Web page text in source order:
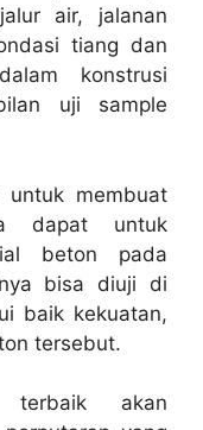
air, jalanan
tiang dan
konstrusi
uji sample
membuat
dapat untuk
beton pada
bisa diuji di
baik kekuatan,
tersebut.
terbaik akan